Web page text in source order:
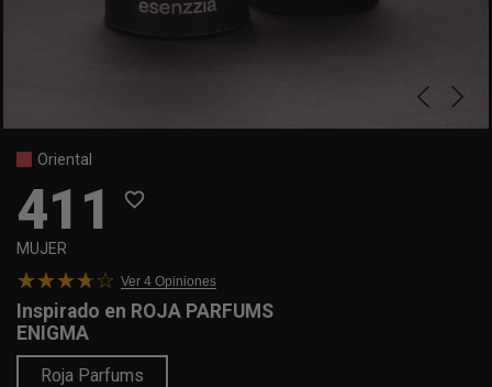
Oriental
411 favorite_border
MUJER
Ver 4 Opiniones
Inspirado en ROJA PARFUMS
ENIGMA
Roja Parfums